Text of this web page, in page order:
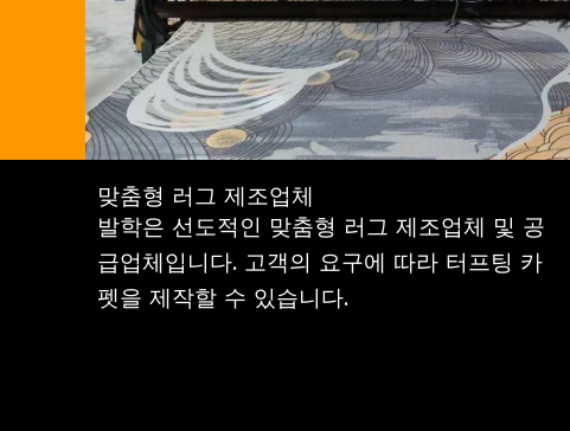
맞춤형 러그 제조업체
발학은 선도적인 맞춤형 러그 제조업체 및 공
급업체입니다. 고객의 요구에 따라 터프팅 카
펫을 제작할 수 있습니다.